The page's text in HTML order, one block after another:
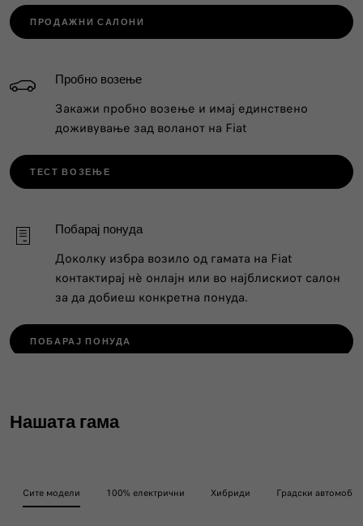
ПРОДАЖНИ САЛОНИ
Пробно возење
Закажи пробно возење и имај единствено
доживување зад воланот на Fiat
ТЕСТ ВОЗЕЊЕ
Побарај понуда
Доколку избра возило од гамата на Fiat
контактирај нѐ онлајн или во најблискиот салон
за да добиеш конкретна понуда.
ПОБАРАЈ ПОНУДА
Нашата гама
Сите модели 100% електрични Хибриди Градски